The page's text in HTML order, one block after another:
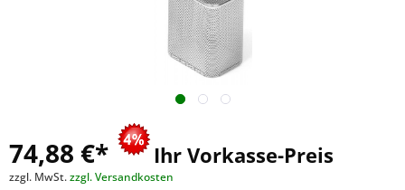
74,88 €* Ihr Vorkasse-Preis
zzgl. MwSt.zzgl. Versandkosten